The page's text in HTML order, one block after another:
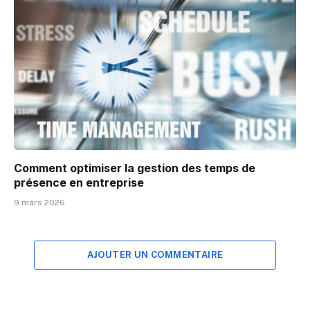
Comment optimiser la gestion des temps de
présence en entreprise
9 mars 2026
AJOUTER UN COMMENTAIRE